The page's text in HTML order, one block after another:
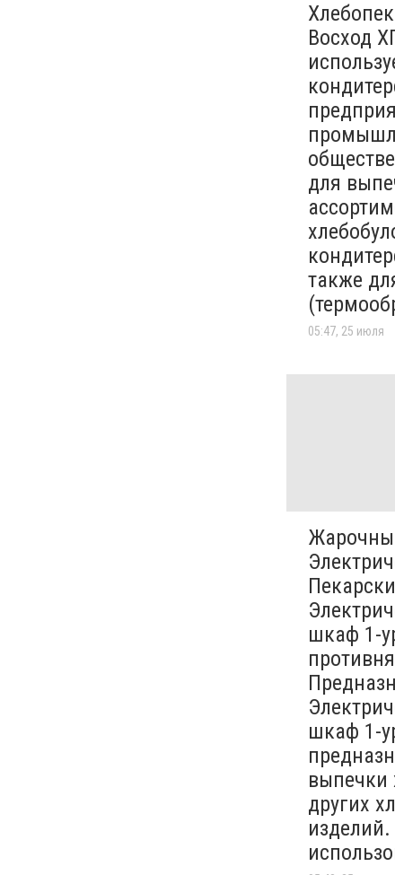
Восход
для
также
05:47, 25 июля
шкаф 1-
противня
шкаф 1-
выпечки
других